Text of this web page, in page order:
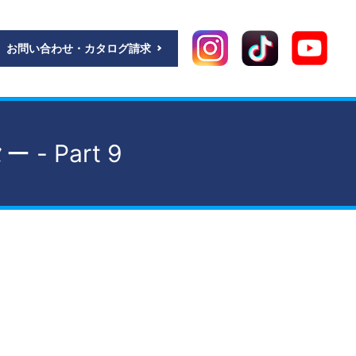
お問い合わせ・カタログ請求
ー - Part 9